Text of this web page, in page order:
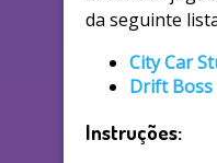
da seguinte
City Car
Drift Boss
Instruções: